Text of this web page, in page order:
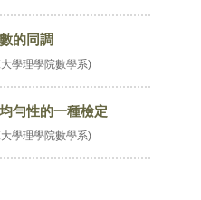
的同調
學理學院數學系)
勻性的一種檢定
學理學院數學系)